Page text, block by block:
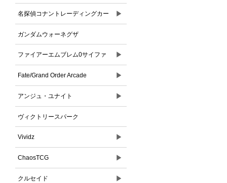
名探偵コナントレーディングカー
ドゲーム
▶
ガンダムウォーネグザ
ファイアーエムブレム0サイファ ▶
Fate/Grand Order Arcade ▶
アンジュ・ユナイト ▶
ヴィクトリースパーク
Vividz ▶
ChaosTCG ▶
クルセイド ▶